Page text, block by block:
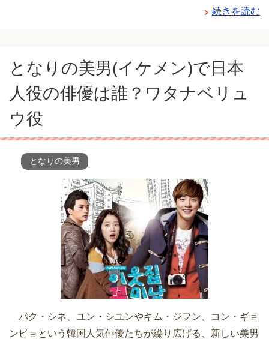
続きを読む
となりの美男(イケメン)で日本
人役の俳優は誰？ワタナベリュ
ウ役
となりの美男
パク・シネ、ユン・シユンやキム・ジフン、コン・ギョ
ンピョという韓国人気俳優たちが繰り広げる、新しい美男